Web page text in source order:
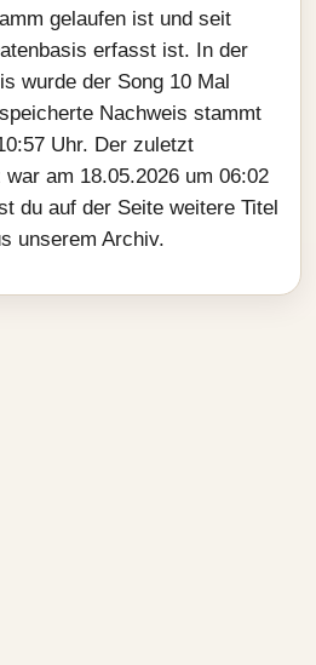
gelaufen ist und seit
erfasst ist. In der
wurde der Song 10 Mal
Nachweis stammt
Uhr. Der zuletzt
am 18.05.2026 um 06:02
du auf der Seite weitere Titel
unserem Archiv.